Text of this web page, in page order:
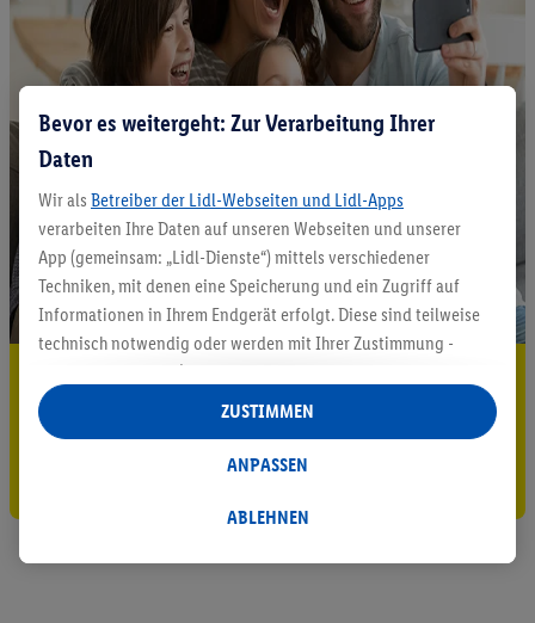
5.95 € Versand sparen³²ᵃ
Jetzt zum Newsletter anmelden
Gutschein sichern!
Bevor es weitergeht: Zur Verarbeitung Ihrer
Daten
Wir als Betreiber der Lidl-Webseiten und Lidl-Apps
verarbeiten Ihre Daten auf unseren Webseiten und unserer
App (gemeinsam: „Lidl-Dienste“) mittels verschiedener
Techniken, mit denen eine Speicherung und ein Zugriff auf
Informationen in Ihrem Endgerät erfolgt. Diese sind teilweise
technisch notwendig oder werden mit Ihrer Zustimmung -
auch durch Partner (u.a.
Verantwortliche; im Zusammenhang mit dem IAB TCF
insgesamt
Statistik-Erstellung oder für personalisierte Werbung
Datenverarbeitungen für personalisierte Werbung werden
ABLEHNEN
ANPASSEN
ZUSTIMMEN